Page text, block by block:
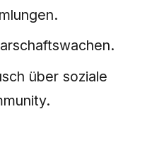
über soziale